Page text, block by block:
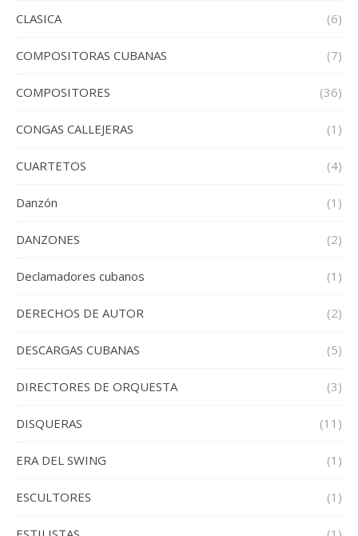
CLASICA (6)
COMPOSITORAS CUBANAS (7)
COMPOSITORES (36)
CONGAS CALLEJERAS (1)
CUARTETOS (4)
Danzón (1)
DANZONES (2)
Declamadores cubanos (1)
DERECHOS DE AUTOR (2)
DESCARGAS CUBANAS (5)
DIRECTORES DE ORQUESTA (3)
DISQUERAS (11)
ERA DEL SWING (1)
ESCULTORES (1)